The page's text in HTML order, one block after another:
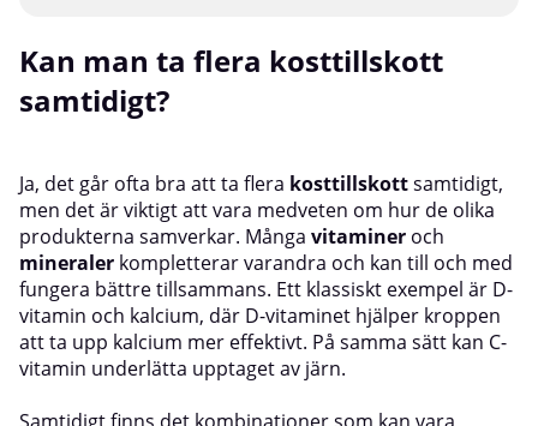
Kan man ta flera kosttillskott
samtidigt?
Ja, det går ofta bra att ta flera kosttillskottsamtidigt,
men det är viktigt att vara medveten om hur de olika
produkterna samverkar. Många vitaminer och
mineraler kompletterar varandra och kan till och med
fungera bättre tillsammans. Ett klassiskt exempel är D-
vitamin och kalcium, där D-vitaminet hjälper kroppen
att ta upp kalcium mer effektivt. På samma sätt kan C-
vitamin underlätta upptaget av järn.